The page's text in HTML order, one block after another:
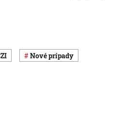
nové prípady